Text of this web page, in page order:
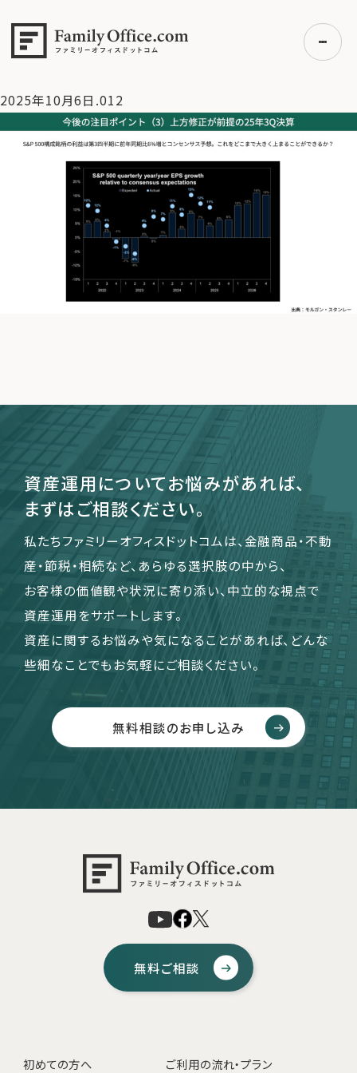
初めての方へ
ご利用の流れ・プラン
事例紹介
エキスパート一覧
無料講座
コラム
利用者の声
運営会社
ファミリーオフィスとは
メールマガジン登録
よくある質問
経済は悪化しているのか？【10/6 マーケット見通し】
>
2025年
2025年10月6日.012
資産運用についてお悩みがあれば、
まずはご相談ください。
私たちファミリーオフィスドットコムは、金融商品・不動
産・節税・相続など、あらゆる選択肢の中から、
お客様の価値観や状況に寄り添い、中立的な視点で
資産運用をサポートします。
資産に関するお悩みや気になることがあれば、どんな
些細なことでもお気軽にご相談ください。
無料相談のお申し込み
無料ご相談
初めての方へ ご利用の流れ・プラン